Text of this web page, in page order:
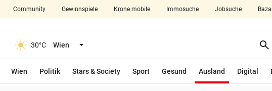
closeSchließen
arrow_right
Community Gewinnspiele Krone mobile Immosuche Jobsuche
30°C Wien Menü aufklappen search
Wien Politik Stars & Society Sport Gesund Ausland
Digital